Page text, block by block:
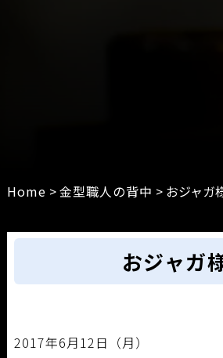
Home >金型職人の背中 > おジャガ
おジャガ
2017年6月12日（月）